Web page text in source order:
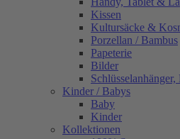
Kissen
Kultursäcke &
Porzellan / Bambus
Papeterie
Bilder
Kinder / Babys
Baby
Kinder
Kollektionen